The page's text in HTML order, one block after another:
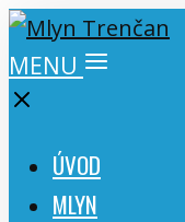
MENU
ÚVOD
MLYN